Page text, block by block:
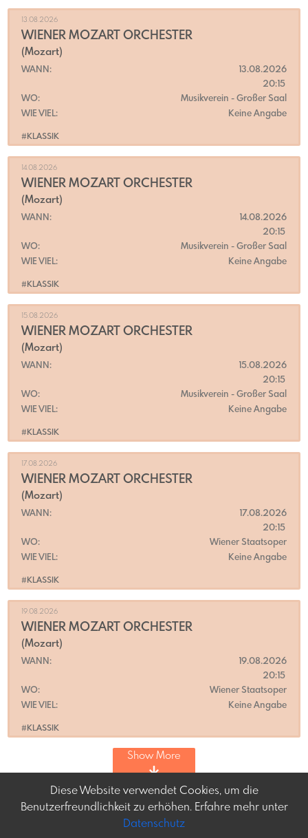
#KLASSIK
13.08.2026
WIENER MOZART ORCHESTER
(Mozart)
WANN:
13.08.2026
20:15
WO:
Musikverein - Großer Saal
WIE VIEL:
Keine Angabe
#KLASSIK
14.08.2026
WIENER MOZART ORCHESTER
(Mozart)
WANN:
14.08.2026
20:15
WO:
Musikverein - Großer Saal
WIE VIEL:
Keine Angabe
#KLASSIK
15.08.2026
WIENER MOZART ORCHESTER
(Mozart)
WANN:
15.08.2026
20:15
WO:
Musikverein - Großer Saal
WIE VIEL:
Keine Angabe
#KLASSIK
17.08.2026
WIENER MOZART ORCHESTER
(Mozart)
WANN:
17.08.2026
20:15
WO:
Wiener Staatsoper
WIE VIEL:
Keine Angabe
#KLASSIK
19.08.2026
WIENER MOZART ORCHESTER
(Mozart)
WANN:
19.08.2026
20:15
WO:
Wiener Staatsoper
WIE VIEL:
Keine Angabe
Show More
Diese Website verwendet Cookies, um die
Benutzerfreundlichkeit zu erhöhen. Erfahre mehr unter
Datenschutz